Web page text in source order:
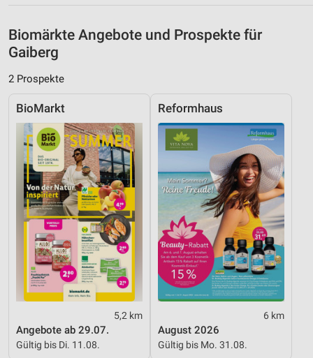
Biomärkte Angebote und Prospekte für
Gaiberg
2 Prospekte
BioMarkt
5,2 km
Angebote ab 29.07.
Gültig bis Di. 11.08.
Reformhaus
6 km
August 2026
Gültig bis Mo. 31.08.
Nicht-IAB-Verarbeitungszwecke:
Notwendig
Performance
Funktional
Werbung